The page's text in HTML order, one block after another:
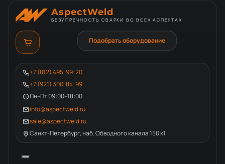
AspectWeld
БЕЗУПРЕЧНОСТЬ СВАРКИ ВО ВСЕХ АСПЕКТАХ
+7 (812) 495-99-20
+7 (921) 300-84-99
Пн–Пт 09:00–18:00
info@aspectweld.ru
sale@aspectweld.ru
Санкт-Петербург, наб. Обводного канала 150 к1
Подобрать оборудование